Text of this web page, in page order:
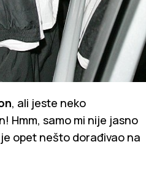
, ali jeste neko
Hmm, samo mi nije jasno
opet nešto dorađivao na